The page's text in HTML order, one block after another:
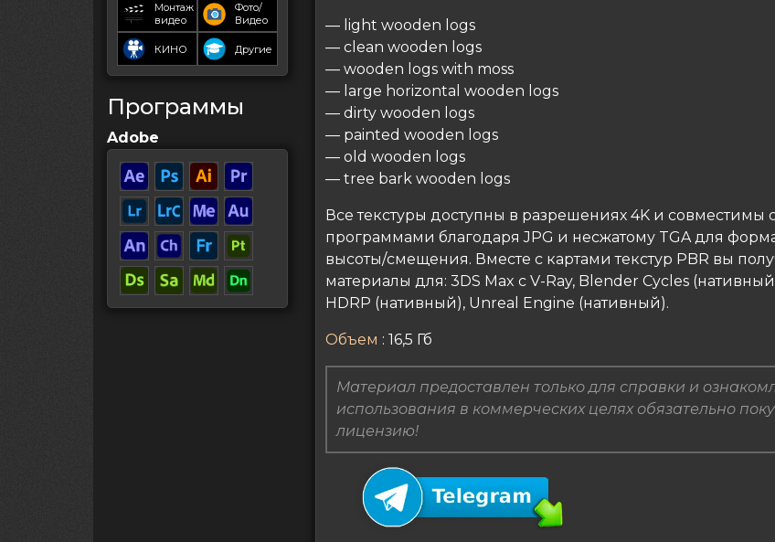
Монтаж
видео
Фото/
Видео
КИНО Другие
Программы
Adobe
— light wooden logs
— clean wooden logs
— wooden logs with moss
— large horizontal wooden logs
— dirty wooden logs
— painted wooden logs
— old wooden logs
— tree bark wooden logs
Все текстуры доступны в разрешениях 4K и совместимы
программами благодаря JPG и несжатому TGA для
высоты/смещения. Вместе с картами текстур PBR вы
материалы для: 3DS Max с V-Ray, Blender Cycles
HDRP (нативный), Unreal Engine (нативный).
Объем : 16,5 Гб
Материал предоставлен только для справки и
использования в коммерческих целях обязательно
лицензию!